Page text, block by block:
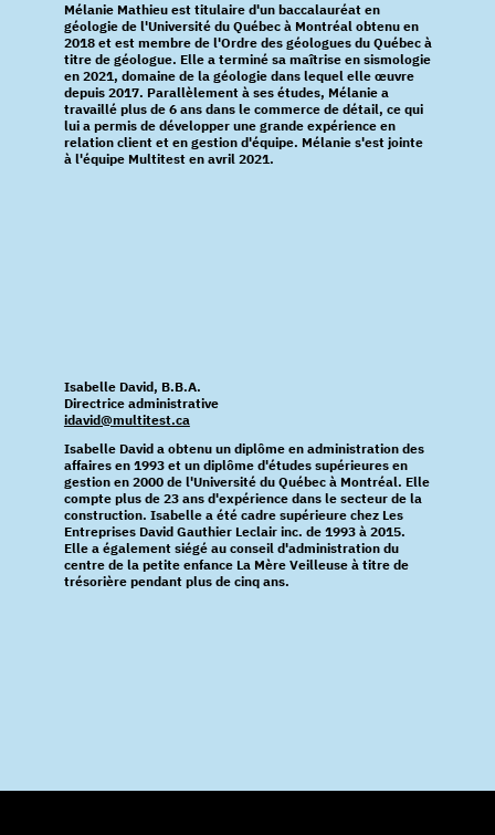
Mélanie Mathieu est titulaire d'un baccalauréat en
géologie de l'Université du Québec à Montréal obtenu en
2018 et est membre de l'Ordre des géologues du Québec à
titre de géologue. Elle a terminé sa maîtrise en sismologie
en 2021, domaine de la géologie dans lequel elle œuvre
depuis 2017. Parallèlement à ses études, Mélanie a
travaillé plus de 6 ans dans le commerce de détail, ce qui
lui a permis de développer une grande expérience en
relation client et en gestion d'équipe. Mélanie s'est jointe
à l'équipe Multitest en avril 2021.
Isabelle David, B.B.A.
Directrice administrative
idavid@multitest.ca
Isabelle David a obtenu un diplôme en administration des
affaires en 1993 et un diplôme d'études supérieures en
gestion en 2000 de l'Université du Québec à Montréal. Elle
compte plus de 23 ans d'expérience dans le secteur de la
construction. Isabelle a été cadre supérieure chez Les
Entreprises David Gauthier Leclair inc. de 1993 à 2015.
Elle a également siégé au conseil d'administration du
centre de la petite enfance La Mère Veilleuse à titre de
trésorière pendant plus de cinq ans.